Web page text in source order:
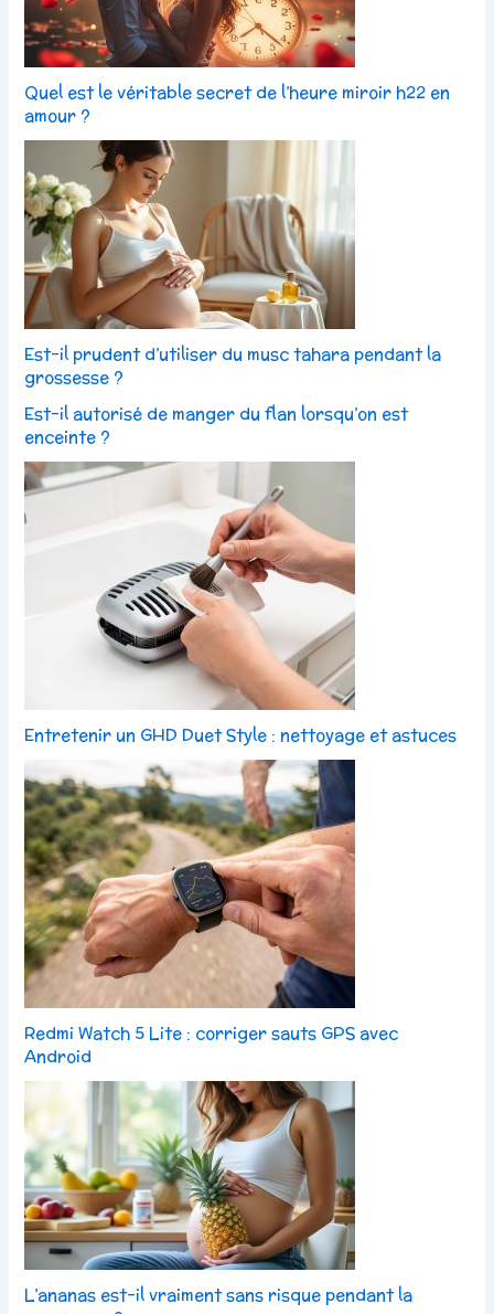
Quel est le véritable secret de l’heure miroir h22 en
amour ?
Est-il prudent d’utiliser du musc tahara pendant la
grossesse ?
Est-il autorisé de manger du flan lorsqu’on est
enceinte ?
Entretenir un GHD Duet Style : nettoyage et astuces
Redmi Watch 5 Lite : corriger sauts GPS avec
Android
L’ananas est-il vraiment sans risque pendant la